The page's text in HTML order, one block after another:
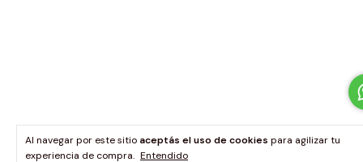
Al navegar por este sitio aceptás el uso de cookies para agilizar tu
experiencia de compra. Entendido